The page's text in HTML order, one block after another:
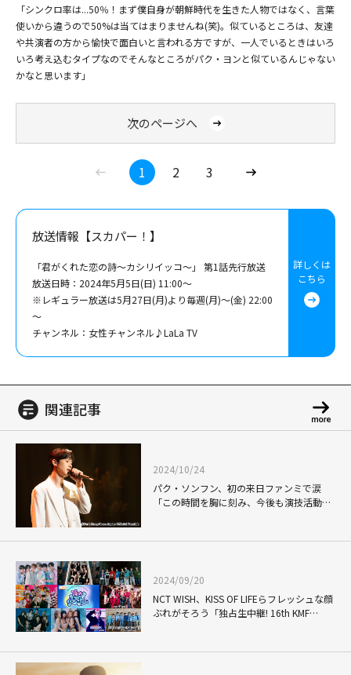
「シンクロ率は...50％！まず僕自身が朝鮮時代を生きた人物ではなく、言葉
使いから違うので50%は当てはまりませんね(笑)。似ているところは、友達
や共演者の方から愉快で面白いと言われる方ですが、一人でいるときはいろ
いろ考え込むタイプなのでそんなところがパク・ヨンと似ているんじゃない
かなと思います」
次のページへ
1 2 3
放送情報【スカパー！】
「君がくれた恋の詩～カシリイッコ～」 第1話先行放送
放送日時：2024年5月5日(日) 11:00～
※レギュラー放送は5月27日(月)より毎週(月)～(金) 22:00
～
チャンネル：女性チャンネル♪LaLa TV
詳しくは
こちら
関連記事
2024/10/24
パク・ソンフン、初の来日ファンミで涙
「この時間を胸に刻み、今後も演技活動を
2024/09/20
NCT WISH、KISS OF LIFEらフレッシュな顔
ぶれがそろう「独占生中継! 16th KMF